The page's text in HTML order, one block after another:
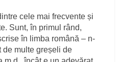
cele mai frecvente și
Sunt, în primul rând,
în limba română – n-
de multe greșeli de